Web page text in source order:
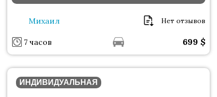
Михаил Нет отзывов
7 часов 699 $
ИНДИВИДУАЛЬНАЯ